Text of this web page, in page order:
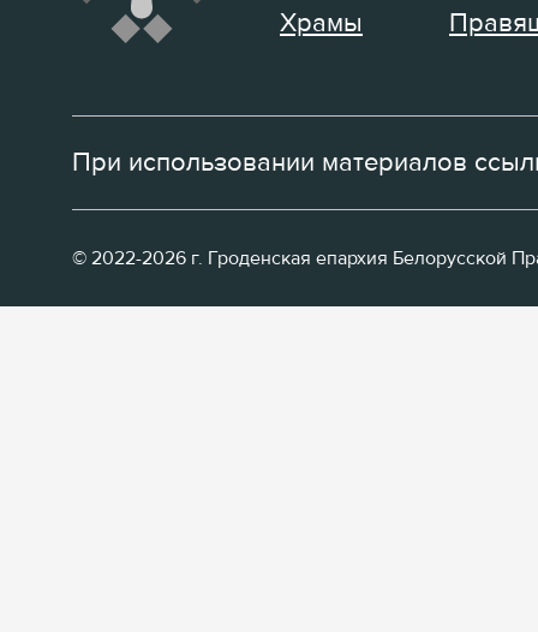
Храмы
При использовании материалов
© 2022-2026 г. Гроденская епархия Белорусской